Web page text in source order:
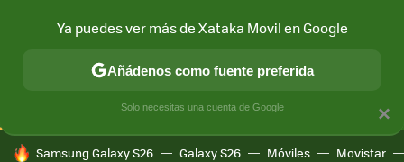
CONECTIVIDAD MÓVIL Y SOCIEDAD APLICACIONES
HOY SE HABLA DE
Samsung Galaxy S26 Galaxy S26 Móviles Movistar
×
Ya puedes ver más de Xataka Movil en Google
Añádenos como fuente preferida
Solo necesitas una cuenta de Google